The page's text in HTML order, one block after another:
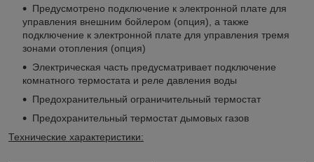
Предусмотрено подключение к электронной плате для
управления внешним бойлером (опция), а также
подключение к электронной плате для управления тремя
зонами отопления (опция)
Электрическая часть предусматривает подключение
комнатного термостата и реле давления воды
Предохранительный ограничительный термостат
Предохранительный термостат дымовых газов
Технические характеристики: